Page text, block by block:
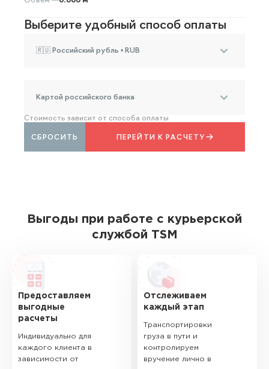
Выберите удобный способ оплаты
🇷🇺 Российский рубль • RUB
Картой российского банка
Стоимость зависит от способа оплаты
ПЕРЕЙТИ К РАСЧЕТУ
СБРОСИТЬ
Выгоды при работе с курьерской
службой TSM
Предоставляем
выгодные
расчеты
Индивидуально для
каждого клиента в
зависимости от
Отслеживаем
каждый этап
Транспортировки
груза в пути и
контролируем
вручение лично в